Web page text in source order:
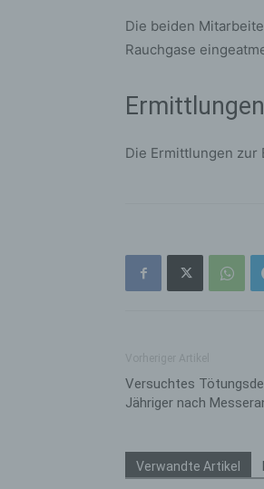
Die beiden
Rauchgase
Die Ermittlungen zur
Versuchtes
Jähriger nach
Verwandte Artikel